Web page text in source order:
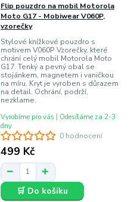
0 hodnocení
Flip pouzdro na mobil Motorola
Moto G17 - Mobiwear V060P,
vzorečky
Stylové knížkové pouzdro s
motivem V060P Vzorečky, které
chrání celý mobil Motorola Moto
G17. Tenký a pevný obal se
stojánkem, magnetem i vaničkou
na míru. Kryt je vyroben s důrazem
na detail. Ochrání, podrží,
nezklame.
499 Kč
Vyrobíme pro vás | Odesíláme za 2-3
dny
🛒 Do košíku